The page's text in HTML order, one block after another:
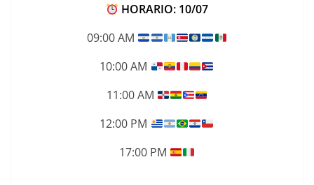
HORARIO: 10/07
09:00 AM
10:00 AM
11:00 AM
12:00 PM
17:00 PM